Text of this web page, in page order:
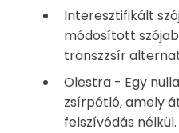
Interesztifikált
módosított
transzzsír
Olestra - Egy
zsírpótló, amely
felszívódás nélkül.